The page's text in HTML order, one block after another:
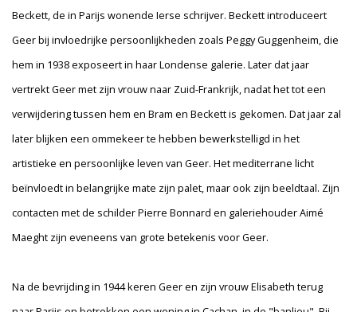
Beckett, de in Parijs wonende Ierse schrijver. Beckett introduceert
Geer bij invloedrijke persoonlijkheden zoals Peggy Guggenheim, die
hem in 1938 exposeert in haar Londense galerie. Later dat jaar
vertrekt Geer met zijn vrouw naar Zuid-Frankrijk, nadat het tot een
verwijdering tussen hem en Bram en Beckett is gekomen. Dat jaar zal
later blijken een ommekeer te hebben bewerkstelligd in het
artistieke en persoonlijke leven van Geer. Het mediterrane licht
beïnvloedt in belangrijke mate zijn palet, maar ook zijn beeldtaal. Zijn
contacten met de schilder Pierre Bonnard en galeriehouder Aimé
Maeght zijn eveneens van grote betekenis voor Geer.
Na de bevrijding in 1944 keren Geer en zijn vrouw Elisabeth terug